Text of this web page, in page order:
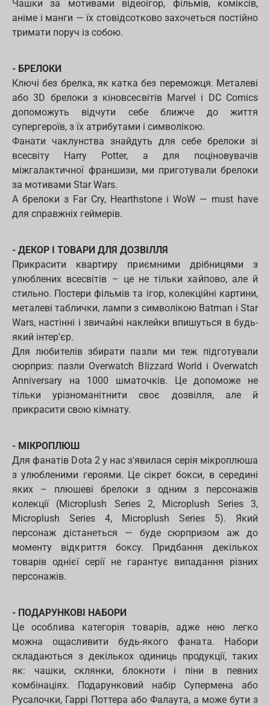
Чашки за мотивами відеоігор, фільмів, коміксів,
аніме і манги — їх стовідсотково захочеться постійно
тримати поруч із собою.
- БРЕЛОКИ
Ключі без брелка, як катка без переможця. Металеві
або 3D брелоки з кіновсесвітів Marvel і DC Comics
допоможуть відчути себе ближче до життя
супергероїв, з їх атрибутами і символікою.
Фанати чаклунства знайдуть для себе брелоки зі
всесвіту Harry Potter, а для поціновувачів
міжгалактичної франшизи, ми приготували брелоки
за мотивами Star Wars.
А брелоки з Far Cry, Hearthstone і WoW — must have
для справжніх геймерів.
- ДЕКОР І ТОВАРИ ДЛЯ ДОЗВІЛЛЯ
Прикрасити квартиру приємними дрібницями з
улюблених всесвітів – це не тільки хайпово, але й
стильно. Постери фільмів та ігор, колекційні картини,
металеві таблички, лампи з символікою Batman і Star
Wars, настінні і звичайні наклейки впишуться в будь-
який інтер'єр.
Для любителів збирати пазли ми теж підготували
сюрприз: пазли Overwatch Blizzard World і Overwatch
Anniversary на 1000 шматочків. Це допоможе не
тільки урізноманітнити своє дозвілля, але й
прикрасити свою кімнату.
- МІКРОПЛЮШ
Для фанатів Dota 2 у нас з'явилася серія мікроплюша
з улюбленими героями. Це сікрет бокси, в середині
яких – плюшеві брелоки з одним з персонажів
колекції (Microplush Series 2, Microplush Series 3,
Microplush Series 4, Microplush Series 5). Який
персонаж дістанеться — буде сюрпризом аж до
моменту відкриття боксу. Придбання декількох
товарів однієї серії не гарантує випадання різних
персонажів.
- ПОДАРУНКОВІ НАБОРИ
Це особлива категорія товарів, адже нею легко
можна ощасливити будь-якого фаната. Набори
складаються з декількох одиниць продукції, таких
як: чашки, склянки, блокноти і піни в певних
комбінаціях. Подарунковий набір Супермена або
Русалочки, Гаррі Поттера або Фалаута, а може бути з